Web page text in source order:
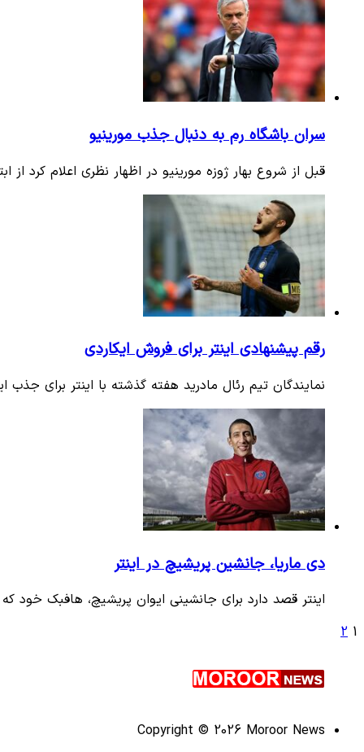
سران باشگاه رم به دنبال جذب مورینیو
قبل از شروع بهار ژوزه مورینیو در اظهار نظری اعلام کرد
رقم پیشنهادی اینتر برای فروش ایکاردی
نمایندگان تیم رئال مادرید هفته گذشته با اینتر برای
دی ماریا، جانشین پریشیچ در اینتر
اینتر قصد دارد برای جانشینی ایوان پریشیچ، هافبک خود
1
2
Copyright © 2026 Moroor News